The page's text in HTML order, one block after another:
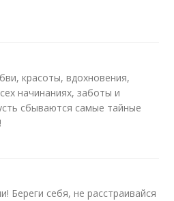
красоты, вдохновения,
начинаниях, заботы и
сбываются самые тайные
Береги себя, не расстраивайся